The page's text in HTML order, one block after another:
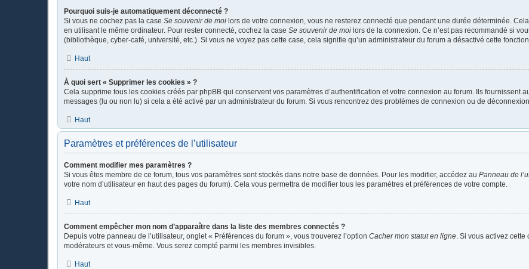
Pourquoi suis-je automatiquement déconnecté ?
Si vous ne cochez pas la case Se souvenir de moi lors de votre connexion, vous ne resterez connecté que pendant une durée déterminée.
en utilisant le même ordinateur. Pour rester connecté, cochez la case Se souvenir de moi lors de la connexion. Ce n’est pas recommandé si
(bibliothèque, cyber-café, université, etc.). Si vous ne voyez pas cette case, cela signifie qu’un administrateur du forum a désactivé cette
Haut
À quoi sert « Supprimer les cookies » ?
Cela supprime tous les cookies créés par phpBB qui conservent vos paramètres d’authentification et votre connexion au forum. Ils fournissent
messages (lu ou non lu) si cela a été activé par un administrateur du forum. Si vous rencontrez des problèmes de connexion ou de
Haut
Paramètres et préférences de l’utilisateur
Comment modifier mes paramètres ?
Si vous êtes membre de ce forum, tous vos paramètres sont stockés dans notre base de données. Pour les modifier, accédez au Panneau de
votre nom d’utilisateur en haut des pages du forum). Cela vous permettra de modifier tous les paramètres et préférences de votre compte.
Haut
Comment empêcher mon nom d’apparaître dans la liste des membres connectés ?
Depuis votre panneau de l’utilisateur, onglet « Préférences du forum », vous trouverez l’option Cacher mon statut en ligne . Si vous activez
modérateurs et vous-même. Vous serez compté parmi les membres invisibles.
Haut